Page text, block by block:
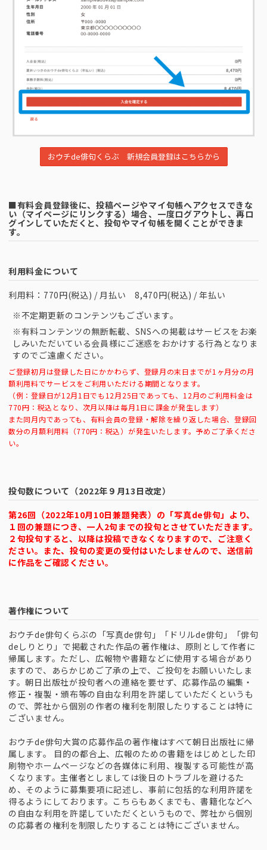
■有料会員登録後に、投稿ページやマイ句帳へアクセスできな
い（マイページにリンクする）場合、一度ログアウトし、再ロ
グインしていただくと、投句やマイ句帳を開くことができま
す。
利用料金について
利用料：770円(税込) / 月払い 8,470円(税込) / 年払い
※不定期更新のコンテンツもございます。
※有料コンテンツの無断転載、SNSへの掲載はサービスをお楽
しみいただいている会員様にご迷惑をおかけする行為となりま
すのでご遠慮ください。
ご登録初月は登録した日にかかわらず、登録月の末日までが1ヶ月分の月
額利用料でサービスをご利用いただける期間となります。
（例：登録日が12月1日でも12月25日であっても、12月のご利用料金は
770円：税込となり、次月以降は毎月1日に課金が発生します）
また同月内であっても、有料会員の登録・解除を繰り返した場合、登録回
数分の月額利用料（770円：税込）が発生いたします。予めご了承くださ
い。
投句数について（2022年９月13日改定）
第26回（2022年10月10日兼題発表）の「写真de俳句」より、
１回の兼題につき、一人2句までの投句とさせていただきます。
２句投句すると、以降は投稿できなくなりますので、ご注意く
ださい。また、投句の変更の受付はいたしませんので、送信前
に作品をご確認ください。
著作権について
おウチde俳句くらぶの「写真de俳句」「ドリルde俳句」「俳句
deしりとり」で掲載された作品の著作権は、原則として作者に
帰属します。ただし、広報物や書籍などに使用する場合があり
ますので、あらかじめご了承の上で、ご投句をお願いいたしま
す。朝日出版社が投句者への連絡を要せず、応募作品の編集・
修正・複製・頒布等の自由な利用を許諾していただくというも
ので、弊社から個別の作者の権利を制限したりすることは特に
ございません。
おウチde俳句大賞の応募作品の著作権はすべて朝日出版社に帰
属します。 目的の都合上、広報のための書籍をはじめとした印
刷物やホームページなどの各媒体に利用、複製する可能性が高
くなります。主催者としましては後日のトラブルを避けるた
め、そのように募集要項に記述し、事前に包括的な利用許諾を
得るようにしております。こちらもあくまでも、書籍化などへ
の自由な利用を許諾していただくというもので、弊社から個別
の応募者の権利を制限したりすることは特にございません。